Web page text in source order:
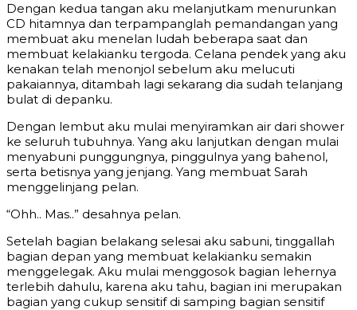
Dengan kedua tangan aku melanjutkam menurunkan
CD hitamnya dan terpampanglah pemandangan yang
membuat aku menelan ludah beberapa saat dan
membuat kelakianku tergoda. Celana pendek yang aku
kenakan telah menonjol sebelum aku melucuti
pakaiannya, ditambah lagi sekarang dia sudah telanjang
bulat di depanku.
Dengan lembut aku mulai menyiramkan air dari shower
ke seluruh tubuhnya. Yang aku lanjutkan dengan mulai
menyabuni punggungnya, pinggulnya yang bahenol,
serta betisnya yang jenjang. Yang membuat Sarah
menggelinjang pelan.
“Ohh.. Mas..” desahnya pelan.
Setelah bagian belakang selesai aku sabuni, tinggallah
bagian depan yang membuat kelakianku semakin
menggelegak. Aku mulai menggosok bagian lehernya
terlebih dahulu, karena aku tahu, bagian ini merupakan
bagian yang cukup sensitif di samping bagian sensitif